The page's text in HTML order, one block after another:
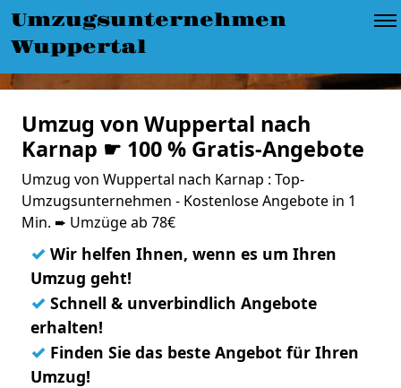
Umzugsunternehmen
Wuppertal
Umzug von Wuppertal nach
Karnap ☛ 100 % Gratis-Angebote
Umzug von Wuppertal nach Karnap : Top-
Umzugsunternehmen - Kostenlose Angebote in 1
Min. ➨ Umzüge ab 78€
✓ Wir helfen Ihnen, wenn es um Ihren
Umzug geht!
✓ Schnell & unverbindlich Angebote
erhalten!
✓ Finden Sie das beste Angebot für Ihren
Umzug!